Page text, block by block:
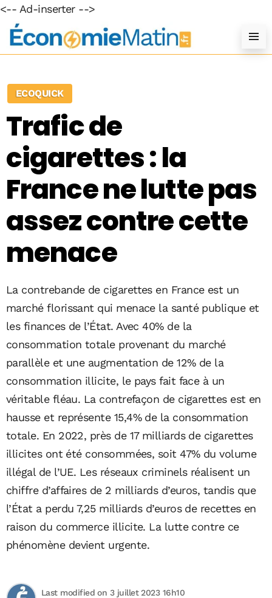
<-- Ad-inserter -->
ECOQUICK
Trafic de
cigarettes : la
France ne lutte pas
assez contre cette
menace
La contrebande de cigarettes en France est un
marché florissant qui menace la santé publique et
les finances de l’État. Avec 40% de la
consommation totale provenant du marché
parallèle et une augmentation de 12% de la
consommation illicite, le pays fait face à un
véritable fléau. La contrefaçon de cigarettes est en
hausse et représente 15,4% de la consommation
totale. En 2022, près de 17 milliards de cigarettes
illicites ont été consommées, soit 47% du volume
illégal de l’UE. Les réseaux criminels réalisent un
chiffre d’affaires de 2 milliards d’euros, tandis que
l’État a perdu 7,25 milliards d’euros de recettes en
raison du commerce illicite. La lutte contre ce
phénomène devient urgente.
Last modified on 3 juillet 2023 16h10